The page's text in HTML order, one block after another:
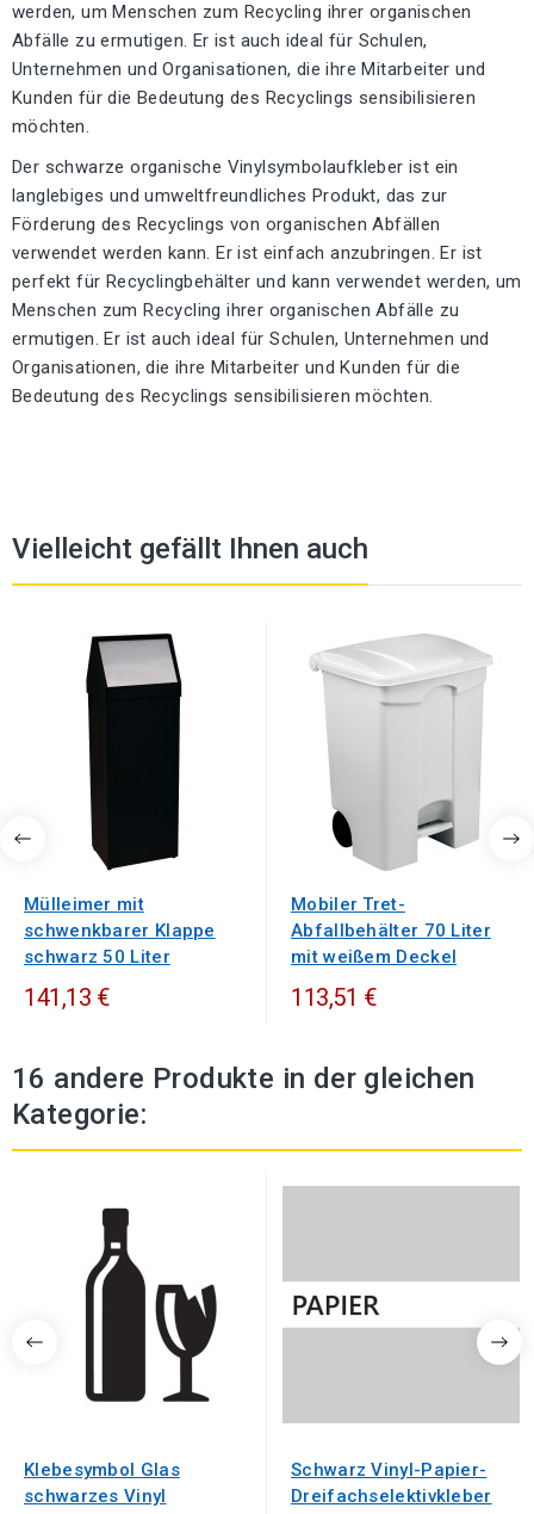
werden, um Menschen zum Recycling ihrer organischen
Abfälle zu ermutigen. Er ist auch ideal für Schulen,
Unternehmen und Organisationen, die ihre Mitarbeiter und
Kunden für die Bedeutung des Recyclings sensibilisieren
möchten.
Der schwarze organische Vinylsymbolaufkleber ist ein
langlebiges und umweltfreundliches Produkt, das zur
Förderung des Recyclings von organischen Abfällen
verwendet werden kann. Er ist einfach anzubringen. Er ist
perfekt für Recyclingbehälter und kann verwendet werden, um
Menschen zum Recycling ihrer organischen Abfälle zu
ermutigen. Er ist auch ideal für Schulen, Unternehmen und
Organisationen, die ihre Mitarbeiter und Kunden für die
Bedeutung des Recyclings sensibilisieren möchten.
Vielleicht gefällt Ihnen auch
Mülleimer mit
schwenkbarer Klappe
schwarz 50 Liter
141,13 €
Mobiler Tret-
Abfallbehälter 70 Liter
mit weißem Deckel
113,51 €
16 andere Produkte in der gleichen
Kategorie:
Klebesymbol Glas
schwarzes Vinyl
Schwarz Vinyl-Papier-
Dreifachselektivkleber